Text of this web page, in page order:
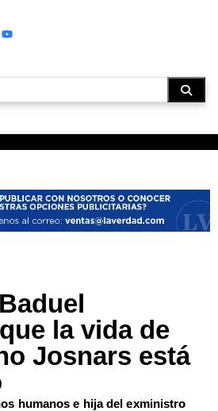
la vida de
Josnars está
humanos e hija del exministro